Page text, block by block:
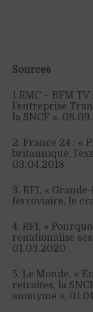
Sources
1.RMC – BFM
l’entreprise
la SNCF »,
2. France 24 : «
britannique,
03.04.2018
3. RFI, «
ferroviaire, le
4. RFI, «
renationalise
01.03.2020
5. Le Monde, «
retraites, la
anonyme »,